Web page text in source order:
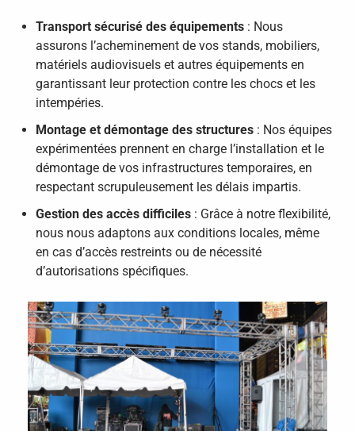
Transport sécurisé des équipements : Nous
assurons l’acheminement de vos stands, mobiliers,
matériels audiovisuels et autres équipements en
garantissant leur protection contre les chocs et les
intempéries.
Montage et démontage des structures : Nos équipes
expérimentées prennent en charge l’installation et le
démontage de vos infrastructures temporaires, en
respectant scrupuleusement les délais impartis.
Gestion des accès difficiles : Grâce à notre flexibilité,
nous nous adaptons aux conditions locales, même
en cas d’accès restreints ou de nécessité
d’autorisations spécifiques.